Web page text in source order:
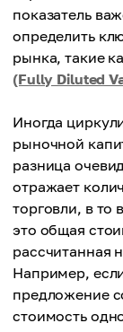
показатель
определить
рынка, такие
(Fully Diluted
Иногда
рыночной
разница
отражает
торговли, в то
это общая
рассчитанная
Например,
предложение
стоимость